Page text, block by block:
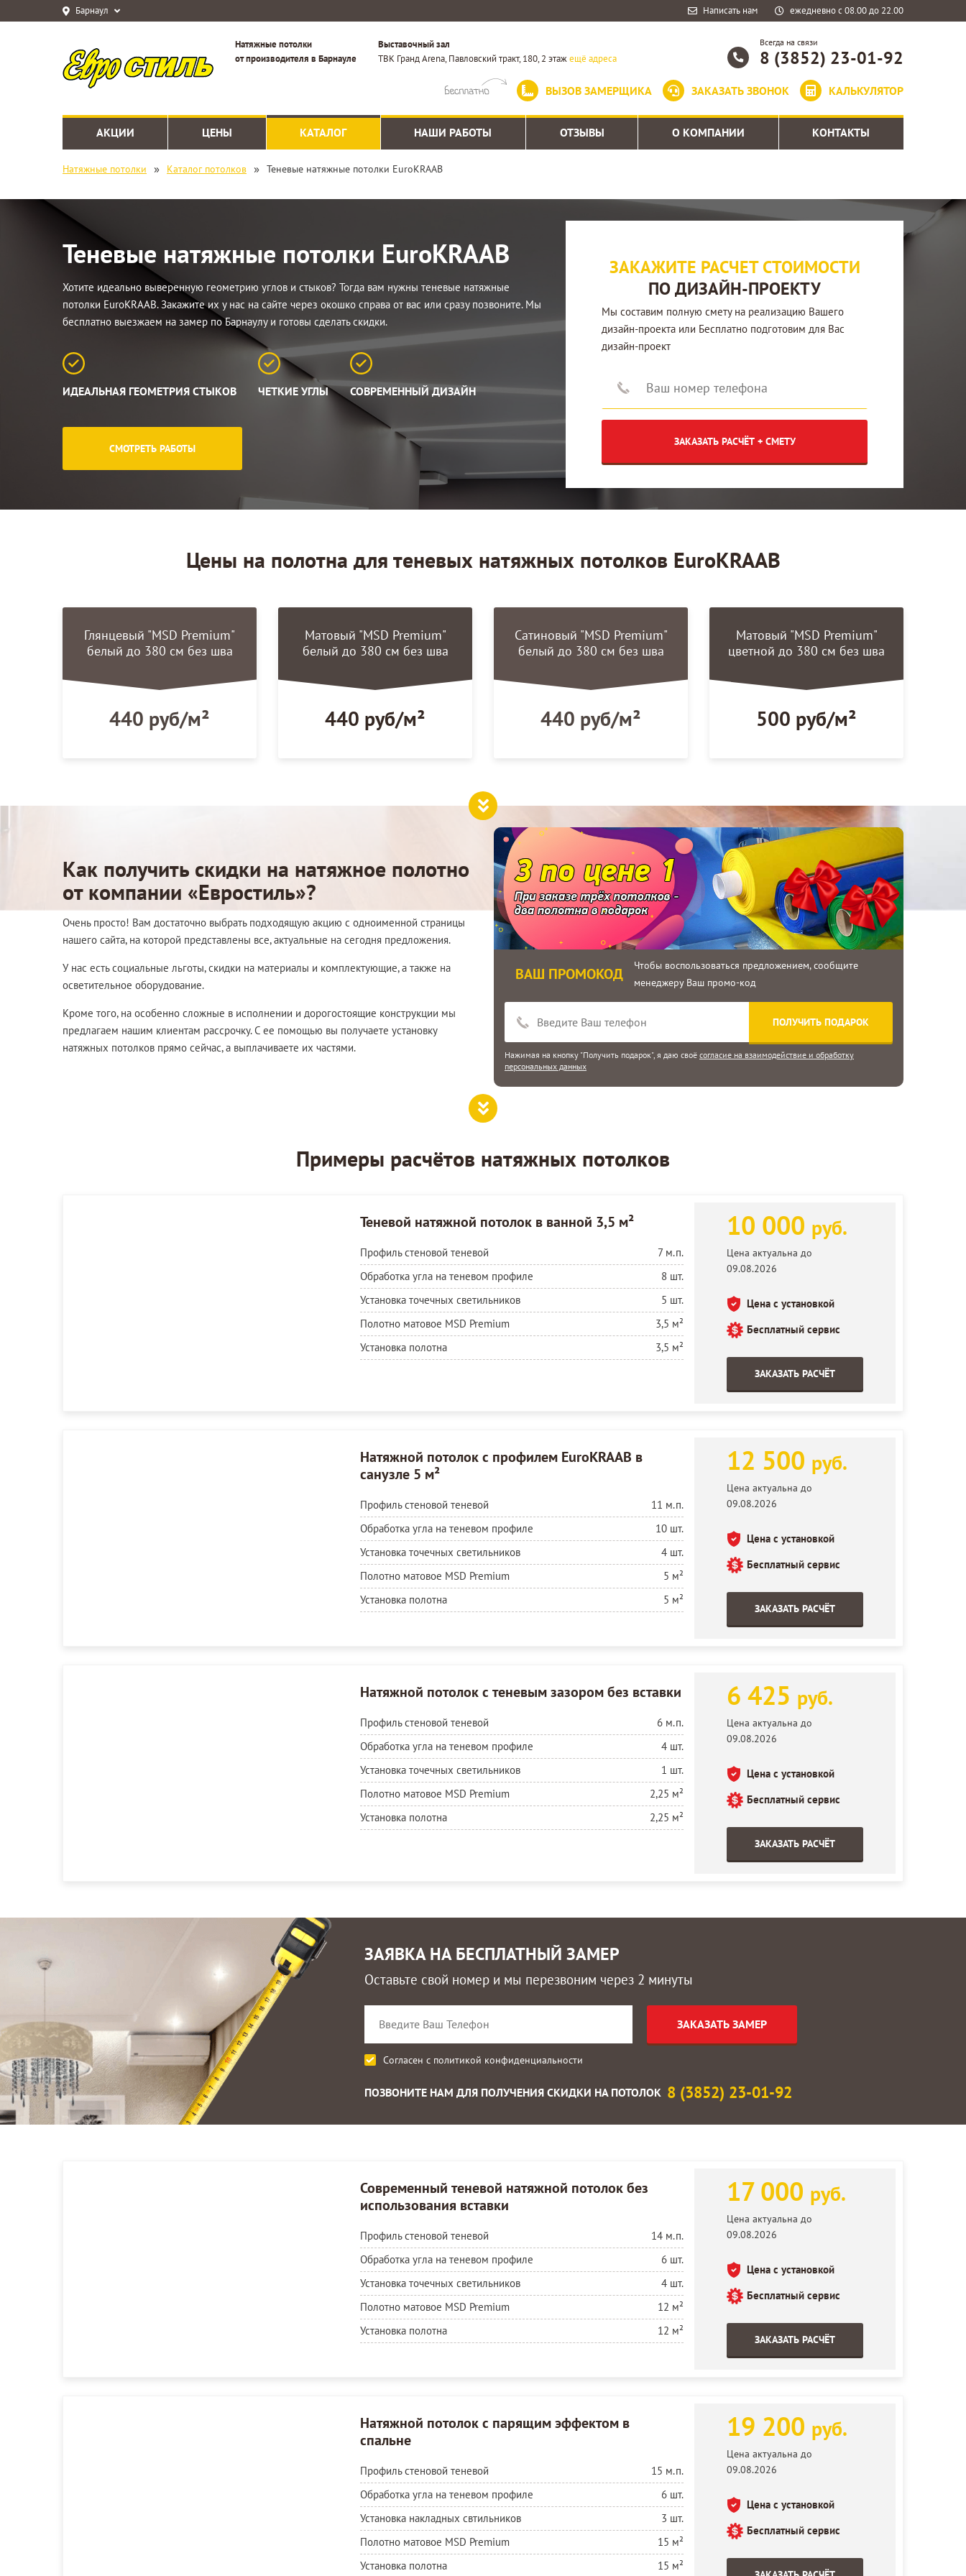
Барнаул Написать нам ежедневно с 08.00 до 22.00
Натяжные потолки
от производителя в Барнауле
Выставочный зал
ТВК Гранд Arena, Павловский тракт, 180, 2 этажещё адреса
Всегда на связи
8 (3852) 23-01-92
ВЫЗОВ ЗАМЕРЩИКА ЗАКАЗАТЬ ЗВОНОК КАЛЬКУЛЯТОР
АКЦИИ ЦЕНЫ КАТАЛОГ НАШИ РАБОТЫ ОТЗЫВЫ О КОМПАНИИ КОНТАКТЫ
Натяжные потолки » Каталог потолков » Теневые натяжные потолки EuroKRAAB
Теневые натяжные потолки EuroKRAAB
Хотите идеально выверенную геометрию углов и стыков? Тогда вам нужны теневые натяжные
потолки EuroKRAAB. Закажите их у нас на сайте через окошко справа от вас или сразу позвоните. Мы
бесплатно выезжаем на замер по Барнаулу и готовы сделать скидки.
ИДЕАЛЬНАЯ ГЕОМЕТРИЯ СТЫКОВ ЧЕТКИЕ УГЛЫ СОВРЕМЕННЫЙ ДИЗАЙН
СМОТРЕТЬ РАБОТЫ
ЗАКАЖИТЕ РАСЧЕТ CТОИМОСТИ
ПО ДИЗАЙН-ПРОЕКТУ
Мы составим полную смету на реализацию Вашего
дизайн-проекта или Бесплатно подготовим для Вас
дизайн-проект
ЗАКАЗАТЬ РАСЧЁТ + СМЕТУ
Цены на полотна для теневых натяжных потолков EuroKRAAB
Глянцевый "MSD Premium"
белый до 380 см без шва
440 руб/м²
Матовый "MSD Premium"
белый до 380 см без шва
440 руб/м²
Сатиновый "MSD Premium"
белый до 380 см без шва
440 руб/м²
Матовый "MSD Premium"
цветной до 380 см без шва
500 руб/м²
Как получить скидки на натяжное полотно
от компании «Евростиль»?
Очень просто! Вам достаточно выбрать подходящую акцию с одноименной страницы
нашего сайта, на которой представлены все, актуальные на сегодня предложения.
У нас есть социальные льготы, скидки на материалы и комплектующие, а также на
осветительное оборудование.
Кроме того, на особенно сложные в исполнении и дорогостоящие конструкции мы
предлагаем нашим клиентам рассрочку. С ее помощью вы получаете установку
натяжных потолков прямо сейчас, а выплачиваете их частями.
ВАШ ПРОМОКОД
Чтобы воспользоваться предложением, сообщите
менеджеру Ваш промо-код
Нажимая на кнопку "Получить подарок", я даю своё согласие на взаимодействие и обработку
персональных данных
Примеры расчётов натяжных потолков
Теневой натяжной потолок в ванной 3,5 м²
Профиль стеновой теневой
7 м.п.
Обработка угла на теневом профиле
8 шт.
Установка точечных светильников
5 шт.
Полотно матовое MSD Premium
3,5 м²
Установка полотна
3,5 м²
10 000 руб.
Цена актуальна до
09.08.2026
Цена с установкой
Бесплатный сервис
ЗАКАЗАТЬ РАСЧЁТ
Натяжной потолок с профилем EuroKRAAB в
санузле 5 м²
Профиль стеновой теневой
11 м.п.
Обработка угла на теневом профиле
10 шт.
Установка точечных светильников
4 шт.
Полотно матовое MSD Premium
5 м²
Установка полотна
5 м²
12 500 руб.
Цена актуальна до
09.08.2026
Цена с установкой
Бесплатный сервис
ЗАКАЗАТЬ РАСЧЁТ
Натяжной потолок с теневым зазором без вставки
Профиль стеновой теневой
6 м.п.
Обработка угла на теневом профиле
4 шт.
Установка точечных светильников
1 шт.
Полотно матовое MSD Premium
2,25 м²
Установка полотна
2,25 м²
6 425 руб.
Цена актуальна до
09.08.2026
Цена с установкой
Бесплатный сервис
ЗАКАЗАТЬ РАСЧЁТ
ЗАЯВКА НА БЕСПЛАТНЫЙ ЗАМЕР
Оставьте свой номер и мы перезвоним через 2 минуты
Согласен с политикой конфиденциальности
ПОЗВОНИТЕ НАМ ДЛЯ ПОЛУЧЕНИЯ СКИДКИ НА ПОТОЛОК 8 (3852) 23-01-92
Современный теневой натяжной потолок без
использования вставки
Профиль стеновой теневой
14 м.п.
Обработка угла на теневом профиле
6 шт.
Установка точечных светильников
4 шт.
Полотно матовое MSD Premium
12 м²
Установка полотна
12 м²
17 000 руб.
Цена актуальна до
09.08.2026
Цена с установкой
Бесплатный сервис
ЗАКАЗАТЬ РАСЧЁТ
Натяжной потолок с парящим эффектом в
спальне
Профиль стеновой теневой
15 м.п.
Обработка угла на теневом профиле
6 шт.
Установка накладных свтильников
3 шт.
Полотно матовое MSD Premium
15 м²
Установка полотна
15 м²
19 200 руб.
Цена актуальна до
09.08.2026
Цена с установкой
Бесплатный сервис